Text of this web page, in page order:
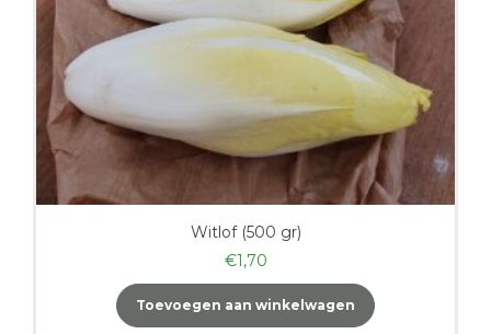
Witlof (500 gr)
€1,70
Toevoegen aan winkelwagen